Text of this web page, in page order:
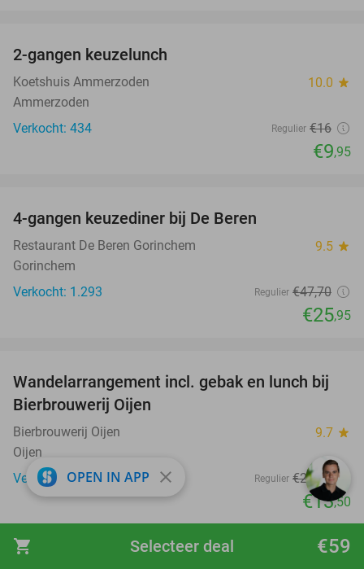
shopping_cart €59
Selecteer deal
2-gangen keuzelunch
Koetshuis Ammerzoden 10.0 star
Ammerzoden
Verkocht: 434
Regulier €16
€9,95
4-gangen keuzediner bij De Beren
Restaurant De Beren Gorinchem 9.5 star
Gorinchem
Verkocht: 1.293
Regulier €47,70
€25,95
53%
Wandelarrangement incl. gebak en lunch bij
Bierbrouwerij Oijen
Bierbrouwerij Oijen 9.7 star
Oijen
Verkocht: 965
Regulier €28,50
€13,50
favorite_border
OPEN IN APP close